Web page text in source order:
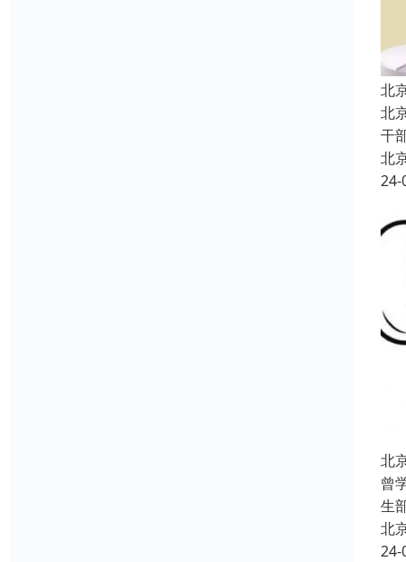
北
北
干
北
24-
北
曾
生
北
24-